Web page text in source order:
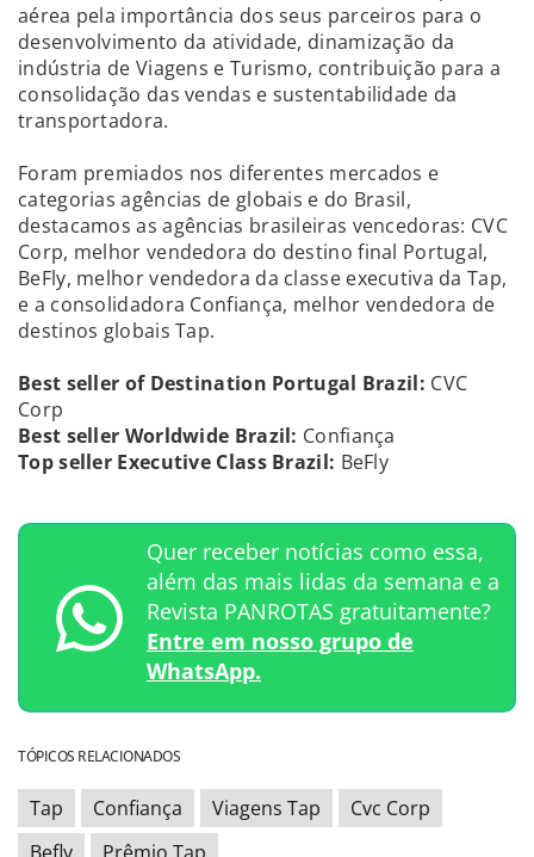
aérea pela importância dos seus parceiros para o
desenvolvimento da atividade, dinamização da
indústria de Viagens e Turismo, contribuição para a
consolidação das vendas e sustentabilidade da
transportadora.
Foram premiados nos diferentes mercados e
categorias agências de globais e do Brasil,
destacamos as agências brasileiras vencedoras: CVC
Corp, melhor vendedora do destino final Portugal,
BeFly, melhor vendedora da classe executiva da Tap,
e a consolidadora Confiança, melhor vendedora de
destinos globais Tap.
Best seller of Destination Portugal Brazil: CVC
Corp
Best seller Worldwide Brazil: Confiança
Top seller Executive Class Brazil: BeFly
Quer receber notícias como essa,
além das mais lidas da semana e a
Revista PANROTAS gratuitamente?
Entre em nosso grupo de
WhatsApp.
TÓPICOS RELACIONADOS
Tap Confiança Viagens Tap
Cvc Corp